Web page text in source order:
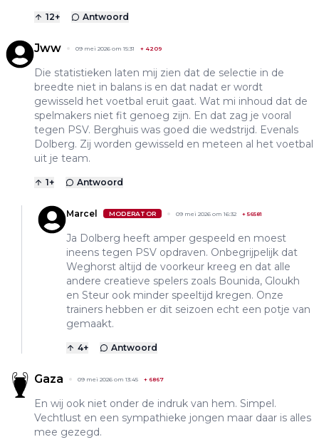
12+ Antwoord
Jww 09 mei 2026 om 15:31 + 4209
Die statistieken laten mij zien dat de selectie in de
breedte niet in balans is en dat nadat er wordt
gewisseld het voetbal eruit gaat. Wat mi inhoud dat de
spelmakers niet fit genoeg zijn. En dat zag je vooral
tegen PSV. Berghuis was goed die wedstrijd. Evenals
Dolberg. Zij worden gewisseld en meteen al het voetbal
uit je team.
1+ Antwoord
Marcel MODERATOR 09 mei 2026 om 16:32 +56581
Ja Dolberg heeft amper gespeeld en moest
ineens tegen PSV opdraven. Onbegrijpelijk dat
Weghorst altijd de voorkeur kreeg en dat alle
andere creatieve spelers zoals Bounida, Gloukh
en Steur ook minder speeltijd kregen. Onze
trainers hebben er dit seizoen echt een potje van
gemaakt.
4+ Antwoord
Gaza 09 mei 2026 om 13:45 + 6867
En wij ook niet onder de indruk van hem. Simpel.
Vechtlust en een sympathieke jongen maar daar is alles
mee gezegd.